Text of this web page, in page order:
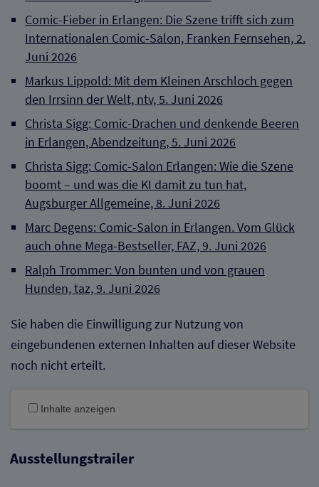
Comic-Fieber in Erlangen: Die Szene trifft sich zum
Internationalen Comic-Salon, Franken Fernsehen, 2.
Juni 2026
Markus Lippold: Mit dem Kleinen Arschloch gegen
den Irrsinn der Welt, ntv, 5. Juni 2026
Christa Sigg: Comic-Drachen und denkende Beeren
in Erlangen, Abendzeitung, 5. Juni 2026
Christa Sigg: Comic-Salon Erlangen: Wie die Szene
boomt – und was die KI damit zu tun hat,
Augsburger Allgemeine, 8. Juni 2026
Marc Degens: Comic-Salon in Erlangen. Vom Glück
auch ohne Mega-Bestseller, FAZ, 9. Juni 2026
Ralph Trommer: Von bunten und von grauen
Hunden, taz, 9. Juni 2026
Sie haben die Einwilligung zur Nutzung von
eingebundenen externen Inhalten auf dieser Website
noch nicht erteilt.
Inhalte anzeigen
Ausstellungstrailer